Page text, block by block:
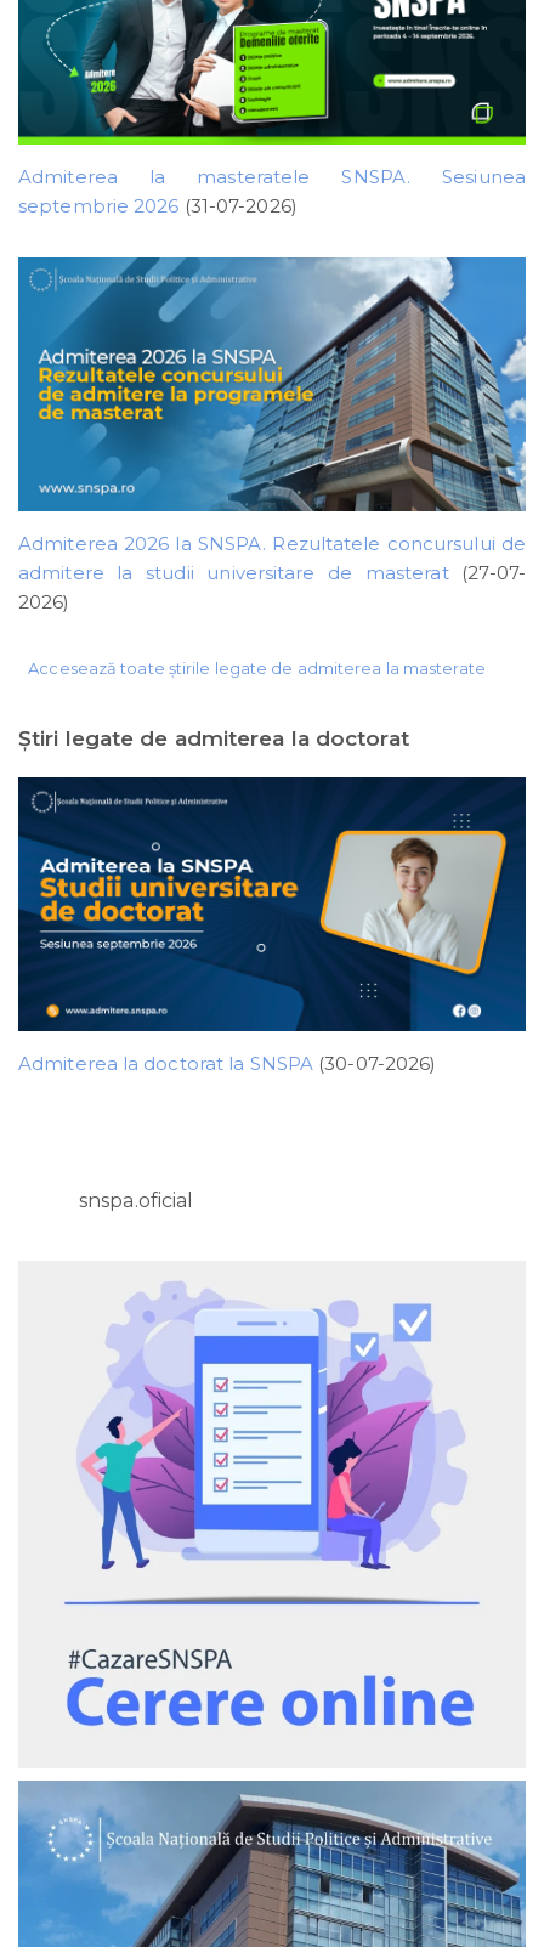
Admiterea la masteratele SNSPA. Sesiunea
septembrie 2026 (31-07-2026)
Admiterea 2026 la SNSPA. Rezultatele concursului de
admitere la studii universitare de masterat
(27-07-
2026)
Accesează toate știrile legate de admiterea la masterate
Ştiri legate de admiterea la doctorat
Admiterea la doctorat la SNSPA (30-07-2026)
snspa.oficial